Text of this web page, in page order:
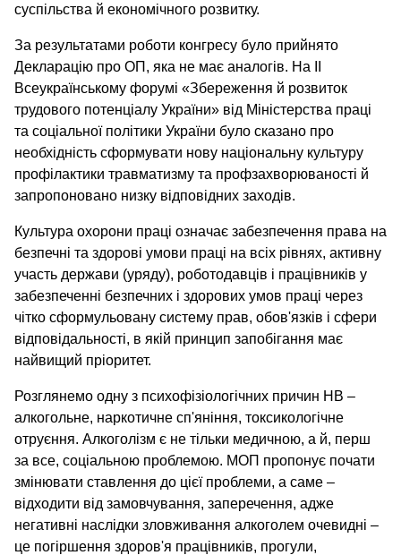
суспільства й економічного розвитку.
За результатами роботи конгресу було прийнято
Декларацію про ОП, яка не має аналогів. На II
Всеукраїнському форумі «Збереження й розвиток
трудового потенціалу України» від Міністерства праці
та соціальної політики України було сказано про
необхідність сформувати нову національну культуру
профілактики травматизму та профзахворюваності й
запропоновано низку відповідних заходів.
Культура охорони праці означає забезпечення права на
безпечні та здорові умови праці на всіх рівнях, активну
участь держави (уряду), роботодавців і працівників у
забезпеченні безпечних і здорових умов праці через
чітко сформульовану систему прав, обов'язків і сфери
відповідальності, в якій принцип запобігання має
найвищий пріоритет.
Розглянемо одну з психофізіологічних причин НВ –
алкогольне, наркотичне сп'яніння, токсикологічне
отруєння. Алкоголізм є не тільки медичною, а й, перш
за все, соціальною проблемою. МОП пропонує почати
змінювати ставлення до цієї проблеми, а саме –
відходити від замовчування, заперечення, адже
негативні наслідки зловживання алкоголем очевидні –
це погіршення здоров'я працівників, прогули,